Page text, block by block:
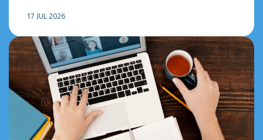
17 JUL 2026